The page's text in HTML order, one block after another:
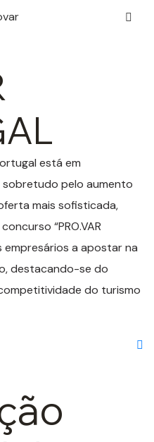
está em
pelo aumento
mais sofisticada,
“PRO.VAR
empresários a apostar na
destacando-se do
do turismo